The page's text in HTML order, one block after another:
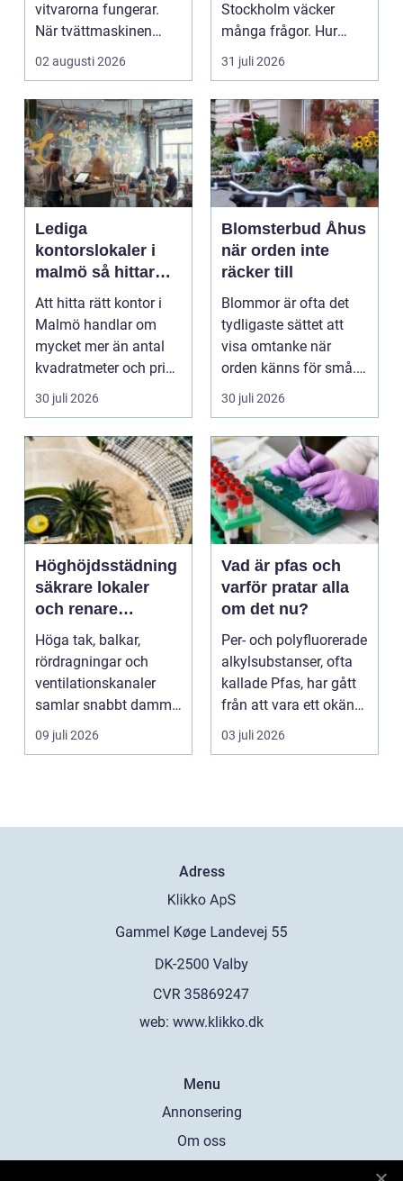
vitvarorna fungerar.
När tvättmaskinen
stannar, diskm...
02 augusti 2026
Stockholm väcker
många frågor. Hur
hittar man ett
instrument som bå...
31 juli 2026
Lediga
kontorslokaler i
malmö så hittar
företag rätt läge
och rätt lokal
Att hitta rätt kontor i
Malmö handlar om
mycket mer än antal
kvadratmeter och pris
per månad. Företa...
30 juli 2026
Blomsterbud Åhus
när orden inte
räcker till
Blommor är ofta det
tydligaste sättet att
visa omtanke när
orden känns för små.
Ett genomtänkt
bloms...
30 juli 2026
Höghöjdsstädning
säkrare lokaler
och renare
arbetsmiljö
Höga tak, balkar,
rördragningar och
ventilationskanaler
samlar snabbt damm,
smuts och partiklar. I
09 juli 2026
Vad är pfas och
varför pratar alla
om det nu?
Per- och polyfluorerade
alkylsubstanser, ofta
kallade Pfas, har gått
från att vara ett okänt
kemiskt...
03 juli 2026
Adress
web: www.klikko.dk
Menu
Annonsering
Om oss